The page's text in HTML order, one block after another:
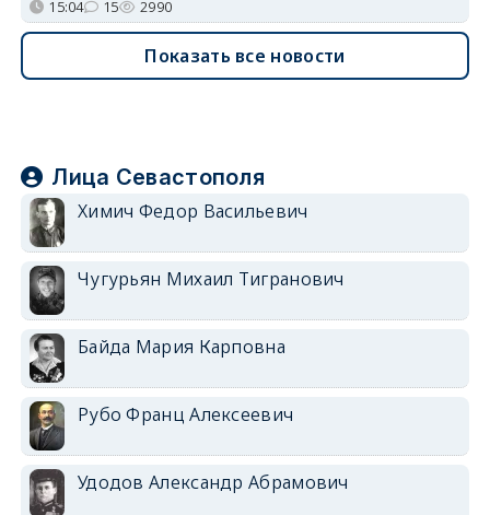
15:04 15 2990
Показать все новости
Лица Севастополя
Химич Федор Васильевич
Чугурьян Михаил Тигранович
Байда Мария Карповна
Рубо Франц Алексеевич
Удодов Александр Абрамович